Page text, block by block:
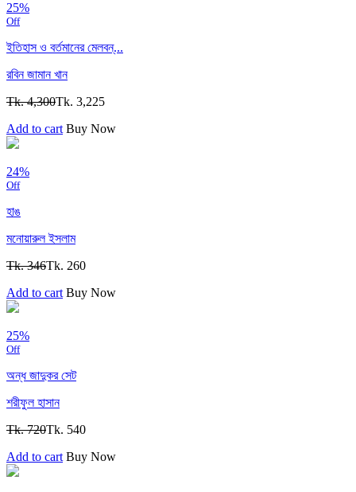
25%
Off
ইতিহাস ও বর্তমানের মেলবন্...
রবিন জামান খান
Tk. 4,300Tk. 3,225
Add to cart Buy Now
24%
Off
হাঙ
মনোয়ারুল ইসলাম
Tk. 346Tk. 260
Add to cart Buy Now
25%
Off
অন্ধ জাদুকর ‍সেট
শরীফুল হাসান
Tk. 720Tk. 540
Add to cart Buy Now